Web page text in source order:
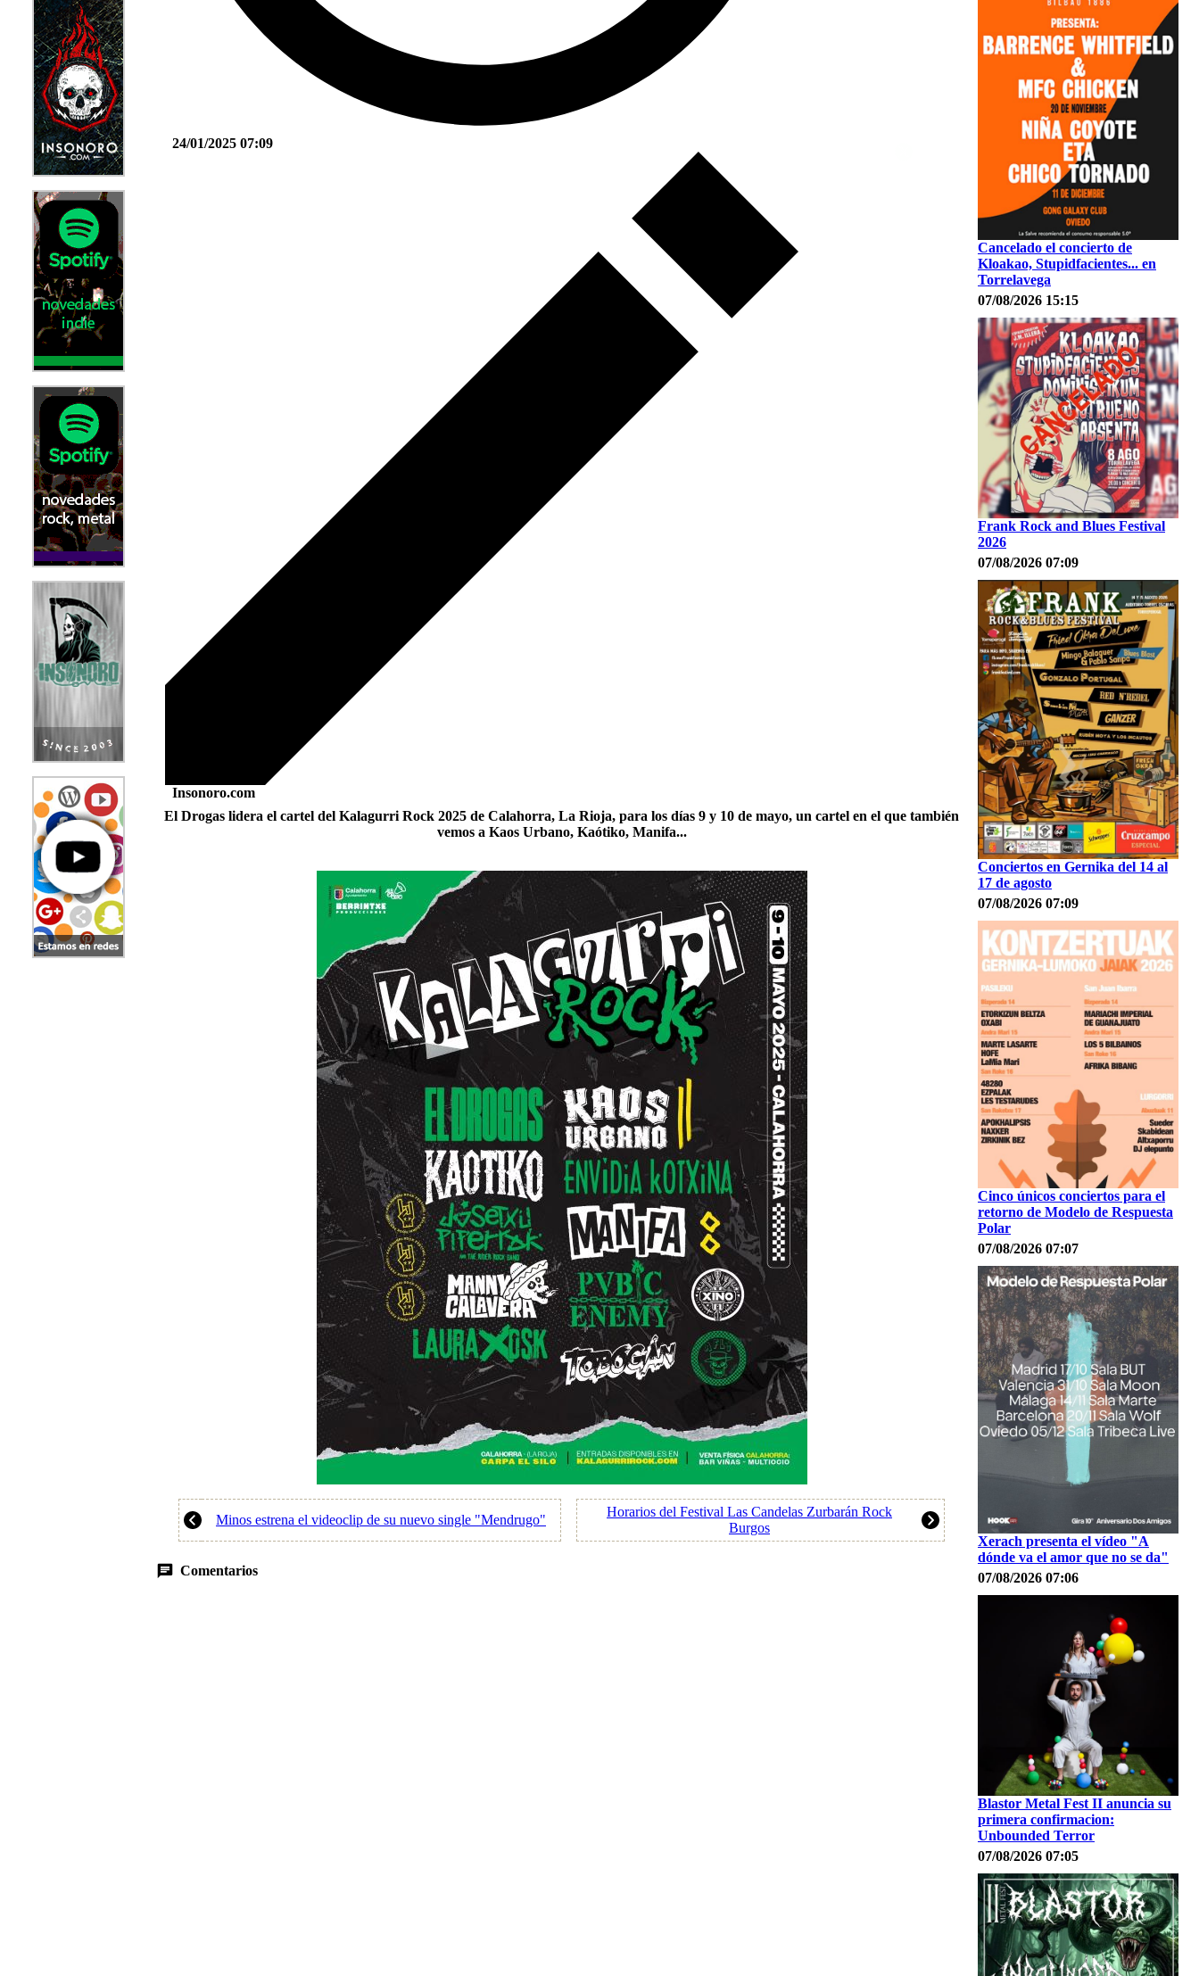
24/01/2025 07:09
Insonoro.com
El Drogas lidera el cartel del Kalagurri Rock 2025 de Calahorra, La Rioja, para los días 9 y 10 de mayo, un cartel en el que también
vemos a Kaos Urbano, Kaótiko, Manifa...
Minos estrena el videoclip de su nuevo single "Mendrugo"
Horarios del Festival Las Candelas Zurbarán Rock
Burgos
Comentarios
Cancelado el concierto de
Kloakao, Stupidfacientes... en
Torrelavega
07/08/2026 15:15
Frank Rock and Blues Festival
2026
07/08/2026 07:09
Conciertos en Gernika del 14 al
17 de agosto
07/08/2026 07:09
Cinco únicos conciertos para el
retorno de Modelo de Respuesta
Polar
07/08/2026 07:07
Xerach presenta el vídeo "A
dónde va el amor que no se da"
07/08/2026 07:06
Blastor Metal Fest II anuncia su
primera confirmacion:
Unbounded Terror
07/08/2026 07:05